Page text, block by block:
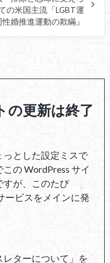
の米国主流「LGBT運
婚推進運動の欺瞞』
の更新は終了
とした設定ミスで
の WordPress サイ
すが、このたび
ービスをメインに発
ターについて」を